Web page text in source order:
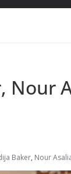
Nour
Baker, Nour